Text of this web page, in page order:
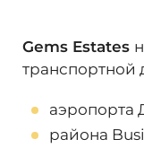
Estates в Дубае
государств
сроком на 2
Gems Estates
транспортной
аэропорта
района